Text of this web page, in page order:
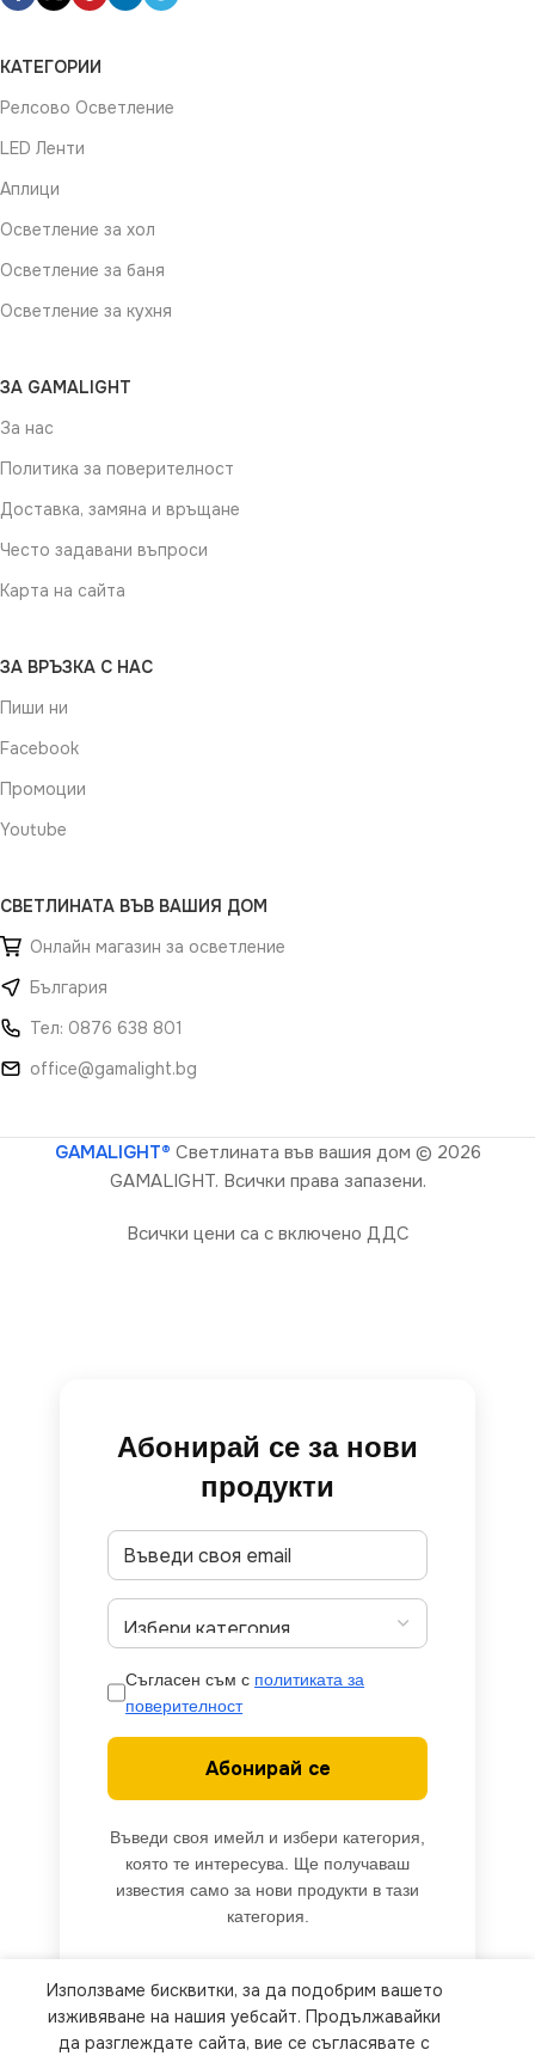
КАТЕГОРИИ
Релсово Осветление
LED Ленти
Аплици
Осветление за хол
Осветление за баня
Осветление за кухня
ЗА GAMALIGHT
За нас
Политика за поверителност
Доставка, замяна и връщане
Често задавани въпроси
Карта на сайта
ЗА ВРЪЗКА С НАС
Пиши ни
Facebook
Промоции
Youtube
СВЕТЛИНАТА ВЪВ ВАШИЯ ДОМ
Онлайн магазин за осветление
България
Тел: 0876 638 801
office@gamalight.bg
GAMALIGHT® Светлината във вашия дом © 2026
GAMALIGHT. Всички права запазени.
Всички цени са с включено ДДС
Абонирай се за нови
продукти
Съгласен съм с политиката за
поверителност
Абонирай се
Въведи своя имейл и избери категория,
която те интересува. Ще получаваш
известия само за нови продукти в тази
категория.
We use cookies to improve your experience on our
website. By browsing this website, you agree to
Използваме бисквитки, за да подобрим вашето
изживяване на нашия уебсайт. Продължавайки
да разглеждате сайта, вие се съгласявате с